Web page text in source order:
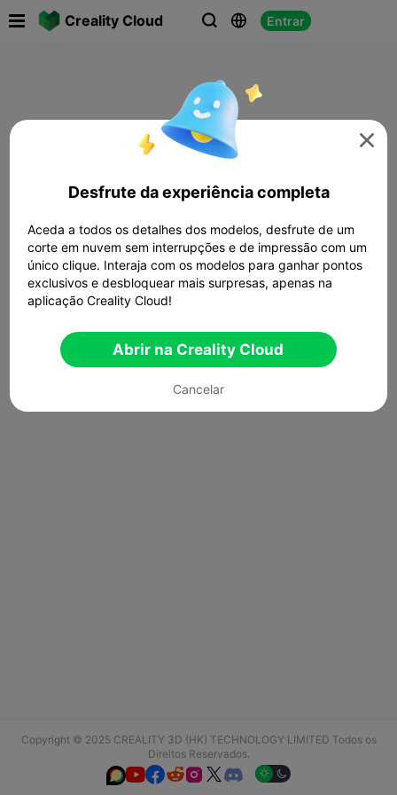
Creality Cloud   Entrar
Copyright © 2025 CREALITY 3D (HK) TECHNOLOGY LIMITED Todos os
Direitos Reservados.
  

Desfrute da experiência completa
Aceda a todos os detalhes dos modelos, desfrute de um
corte em nuvem sem interrupções e de impressão com um
único clique. Interaja com os modelos para ganhar pontos
exclusivos e desbloquear mais surpresas, apenas na
aplicação Creality Cloud!
Abrir na Creality Cloud
Cancelar